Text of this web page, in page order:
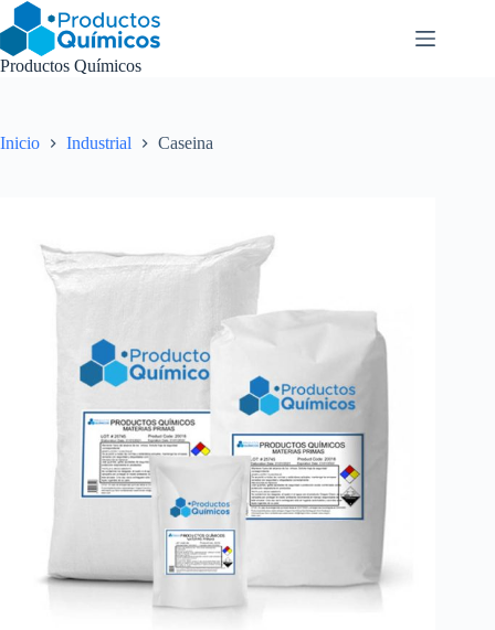
Saltar
al
contenido
Productos Químicos
Inicio Industrial Caseina